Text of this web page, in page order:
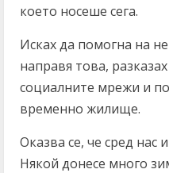
което носеше сега.
Исках да помогна на
направя това,
социалните мрежи и
временно жилище.
Оказва се, че сред нас
Някой донесе много